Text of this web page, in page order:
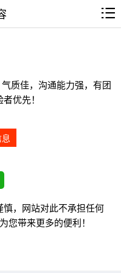
质佳，沟通能力强，有团
优先！
，网站对此不承担任何
您带来更多的便利！